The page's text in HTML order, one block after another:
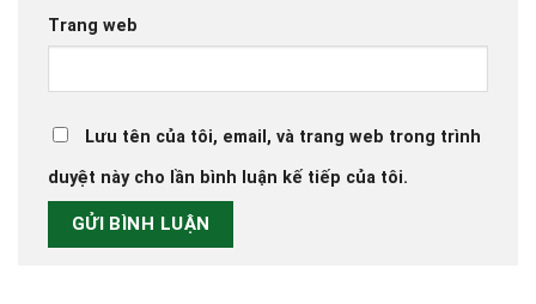
Trang web
Lưu tên của tôi, email, và trang web trong trình
duyệt này cho lần bình luận kế tiếp của tôi.